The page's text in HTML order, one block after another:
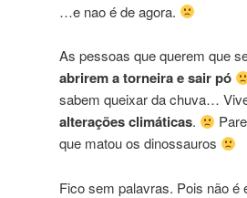
…e nao é de agora.
As pessoas que querem que
abrirem a torneira e sair pó
sabem queixar da chuva…
alterações climáticas.
que matou os dinossauros
Fico sem palavras. Pois não é